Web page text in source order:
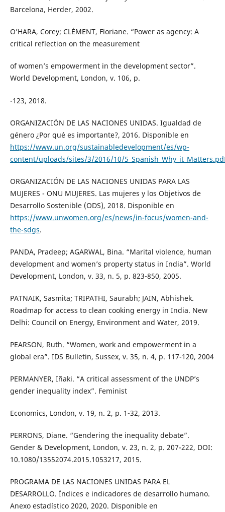
Barcelona, Herder, 2002.
O’HARA, Corey; CLÉMENT, Floriane. “Power as agency: A
critical reflection on the measurement
of women’s empowerment in the development sector”.
World Development, London, v. 106, p.
-123, 2018.
ORGANIZACIÓN DE LAS NACIONES UNIDAS. Igualdad de
género ¿Por qué es importante?, 2016. Disponible en
https://www.un.org/sustainabledevelopment/es/wp-
content/uploads/sites/3/2016/10/
ORGANIZACIÓN DE LAS NACIONES UNIDAS PARA LAS
MUJERES - ONU MUJERES. Las mujeres y los Objetivos de
Desarrollo Sostenible (ODS), 2018. Disponible en
https://www.unwomen.org/es/news/in-focus/women-and-
the-sdgs.
PANDA, Pradeep; AGARWAL, Bina. “Marital violence, human
development and women’s property status in India”. World
Development, London, v. 33, n. 5, p. 823-850, 2005.
PATNAIK, Sasmita; TRIPATHI, Saurabh; JAIN, Abhishek.
Roadmap for access to clean cooking energy in India. New
Delhi: Council on Energy, Environment and Water, 2019.
PEARSON, Ruth. “Women, work and empowerment in a
global era”. IDS Bulletin, Sussex, v. 35, n. 4, p. 117-120, 2004
PERMANYER, Iñaki. “A critical assessment of the UNDP’s
gender inequality index”. Feminist
Economics, London, v. 19, n. 2, p. 1-32, 2013.
PERRONS, Diane. “Gendering the inequality debate”.
Gender & Development, London, v. 23, n. 2, p. 207-222, DOI:
10.1080/13552074.2015.1053217, 2015.
PROGRAMA DE LAS NACIONES UNIDAS PARA EL
DESARROLLO. Índices e indicadores de desarrollo humano.
Anexo estadístico 2020, 2020. Disponible en